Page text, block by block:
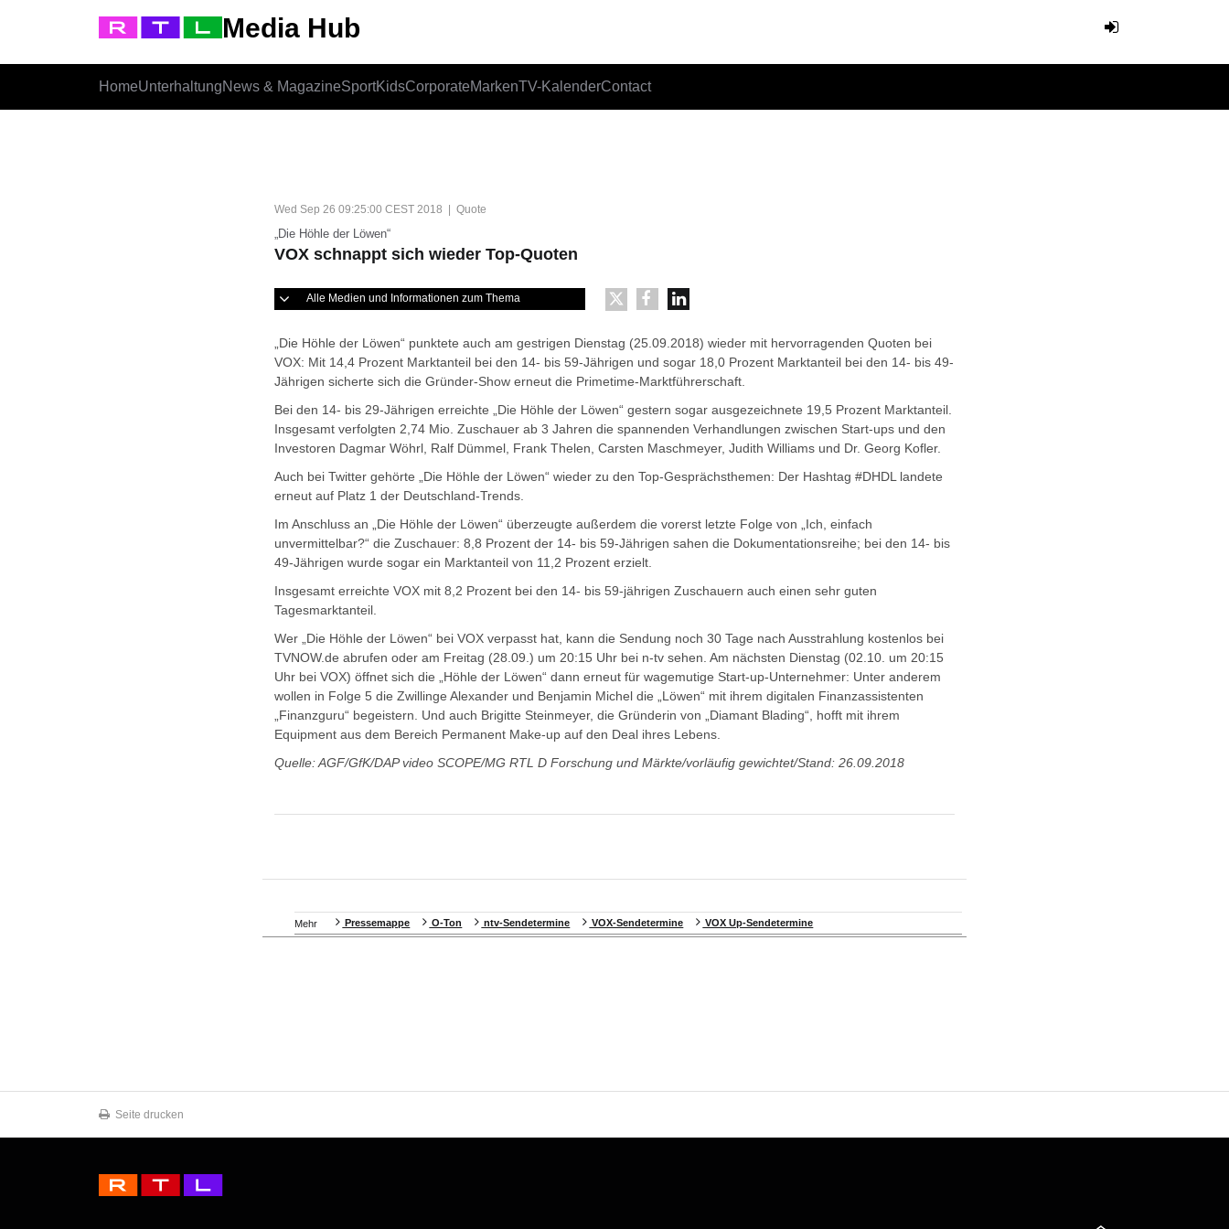
Media Hub
HomeUnterhaltungNews & MagazineSportKidsCorporateMarkenTV-KalenderContact
Wed Sep 26 09:25:00 CEST 2018 | Quote
„Die Höhle der Löwen“
VOX schnappt sich wieder Top-Quoten
Alle Medien und Informationen zum Thema
„Die Höhle der Löwen“ punktete auch am gestrigen Dienstag (25.09.2018) wieder mit hervorragenden Quoten bei
VOX: Mit 14,4 Prozent Marktanteil bei den 14- bis 59-Jährigen und sogar 18,0 Prozent Marktanteil bei den 14- bis 49-
Jährigen sicherte sich die Gründer-Show erneut die Primetime-Marktführerschaft.
Bei den 14- bis 29-Jährigen erreichte „Die Höhle der Löwen“ gestern sogar ausgezeichnete 19,5 Prozent Marktanteil.
Insgesamt verfolgten 2,74 Mio. Zuschauer ab 3 Jahren die spannenden Verhandlungen zwischen Start-ups und den
Investoren Dagmar Wöhrl, Ralf Dümmel, Frank Thelen, Carsten Maschmeyer, Judith Williams und Dr. Georg Kofler.
Auch bei Twitter gehörte „Die Höhle der Löwen“ wieder zu den Top-Gesprächsthemen: Der Hashtag #DHDL landete
erneut auf Platz 1 der Deutschland-Trends.
Im Anschluss an „Die Höhle der Löwen“ überzeugte außerdem die vorerst letzte Folge von „Ich, einfach
unvermittelbar?“ die Zuschauer: 8,8 Prozent der 14- bis 59-Jährigen sahen die Dokumentationsreihe; bei den 14- bis
49-Jährigen wurde sogar ein Marktanteil von 11,2 Prozent erzielt.
Insgesamt erreichte VOX mit 8,2 Prozent bei den 14- bis 59-jährigen Zuschauern auch einen sehr guten
Tagesmarktanteil.
Wer „Die Höhle der Löwen“ bei VOX verpasst hat, kann die Sendung noch 30 Tage nach Ausstrahlung kostenlos bei
TVNOW.de abrufen oder am Freitag (28.09.) um 20:15 Uhr bei n-tv sehen. Am nächsten Dienstag (02.10. um 20:15
Uhr bei VOX) öffnet sich die „Höhle der Löwen“ dann erneut für wagemutige Start-up-Unternehmer: Unter anderem
wollen in Folge 5 die Zwillinge Alexander und Benjamin Michel die „Löwen“ mit ihrem digitalen Finanzassistenten
„Finanzguru“ begeistern. Und auch Brigitte Steinmeyer, die Gründerin von „Diamant Blading“, hofft mit ihrem
Equipment aus dem Bereich Permanent Make-up auf den Deal ihres Lebens.
Quelle: AGF/GfK/DAP video SCOPE/MG RTL D Forschung und Märkte/vorläufig gewichtet/Stand: 26.09.2018
Mehr Pressemappe O-Ton ntv-Sendetermine VOX-Sendetermine VOX Up-Sendetermine
Seite drucken